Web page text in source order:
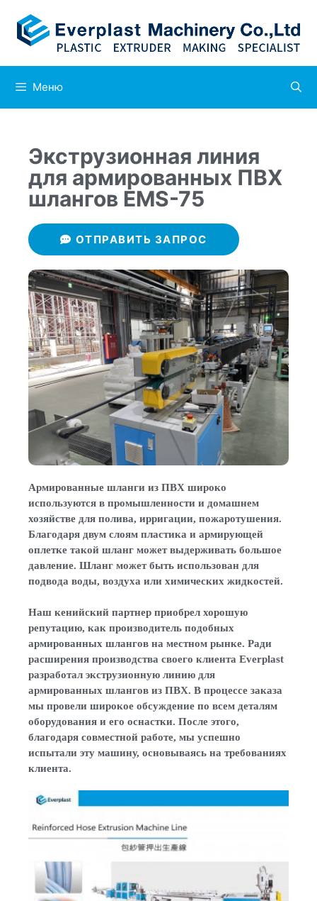
Меню
Экструзионная линия
для армированных ПВХ
шлангов EMS-75
ОТПРАВИТЬ ЗАПРОС
Армированные шланги из ПВХ широко
используются в промышленности и домашнем
хозяйстве для полива, ирригации, пожаротушения.
Благодаря двум слоям пластика и армирующей
оплетке такой шланг может выдерживать большое
давление. Шланг может быть использован для
подвода воды, воздуха или химических жидкостей.
Наш кенийский партнер приобрел хорошую
репутацию, как производитель подобных
армированных шлангов на местном рынке. Ради
расширения производства своего клиента Everplast
разработал экструзионную линию для
армированных шлангов из ПВХ. В процессе заказа
мы провели широкое обсуждение по всем деталям
оборудования и его оснастки. После этого,
благодаря совместной работе, мы успешно
испытали эту машину, основываясь на требованиях
клиента.